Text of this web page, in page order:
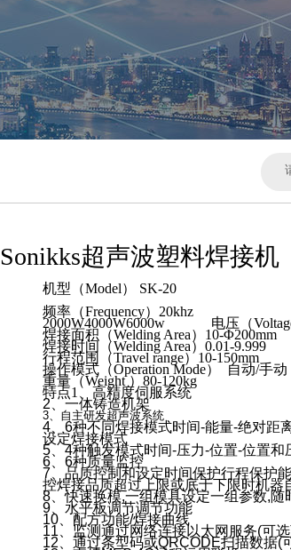
Sonikks超声波塑料焊接机
机型（Model） SK-20
频率（Frequency） 20khz 功率（
2000W4000W6000w 电压（Voltage
焊接面积（Welding Area）10-Φ200mm
焊接时间（Welding Area）0.01-9.999
行程范围（Travel range）10-150mm
操作模式（Operation Mode） 自动/手动
重量（Weight ）80-120kg
特点1、高精度伺服系统
2、一体铸造机架
3、 自主研发超声波系统
4、6种不同焊接模式时间-能量-绝对距
设定焊接模式
5、4种触发模式时间-压力-位置-位置
6、6种质量监控
7、品质控制和设定时间保护行程保护
控焊接品质超过上限或底于下限时机器
8、快速换模,一组模具设定一组参数,随
9、水平板调节调节功能
10、配方功能/焊接曲线
11、监测通过网络连接以太网服务(可
12、通过条型码或QRCODE扫描数据(